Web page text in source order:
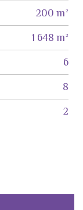
200 m²
1 648 m²
6
8
2